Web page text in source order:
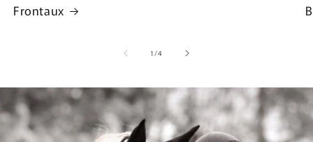
Frontaux
1/de
4